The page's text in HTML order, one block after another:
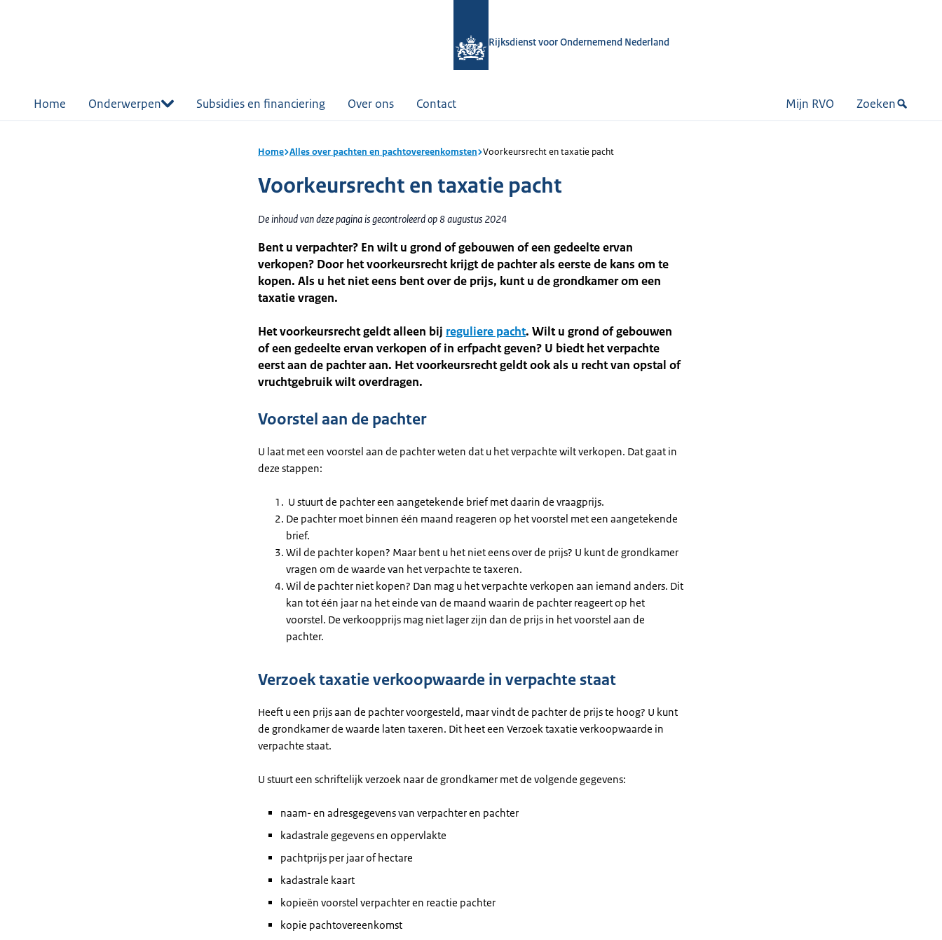
Rijksdienst voor Ondernemend Nederland
Home Onderwerpen Subsidies en financiering Over ons Contact Mijn RVO Zoeken
Home Alles over pachten en pachtovereenkomsten Voorkeursrecht en taxatie pacht
Voorkeursrecht en taxatie pacht
De inhoud van deze pagina is gecontroleerd op 8 augustus 2024
Bent u verpachter? En wilt u grond of gebouwen of een gedeelte ervan
verkopen? Door het voorkeursrecht krijgt de pachter als eerste de kans om te
kopen. Als u het niet eens bent over de prijs, kunt u de grondkamer om een
taxatie vragen.
Het voorkeursrecht geldt alleen bij reguliere pacht. Wilt u grond of gebouwen
of een gedeelte ervan verkopen of in erfpacht geven? U biedt het verpachte
eerst aan de pachter aan. Het voorkeursrecht geldt ook als u recht van opstal of
vruchtgebruik wilt overdragen.
Voorstel aan de pachter
U laat met een voorstel aan de pachter weten dat u het verpachte wilt verkopen. Dat gaat in
deze stappen:
U stuurt de pachter een aangetekende brief met daarin de vraagprijs.
De pachter moet binnen één maand reageren op het voorstel met een aangetekende
brief.
Wil de pachter kopen? Maar bent u het niet eens over de prijs? U kunt de grondkamer
vragen om de waarde van het verpachte te taxeren.
Wil de pachter niet kopen? Dan mag u het verpachte verkopen aan iemand anders. Dit
kan tot één jaar na het einde van de maand waarin de pachter reageert op het
voorstel. De verkoopprijs mag niet lager zijn dan de prijs in het voorstel aan de
pachter.
Verzoek taxatie verkoopwaarde in verpachte staat
Heeft u een prijs aan de pachter voorgesteld, maar vindt de pachter de prijs te hoog? U kunt
de grondkamer de waarde laten taxeren. Dit heet een Verzoek taxatie verkoopwaarde in
verpachte staat.
U stuurt een schriftelijk verzoek naar de grondkamer met de volgende gegevens:
naam- en adresgegevens van verpachter en pachter
kadastrale gegevens en oppervlakte
pachtprijs per jaar of hectare
kadastrale kaart
kopieën voorstel verpachter en reactie pachter
kopie pachtovereenkomst